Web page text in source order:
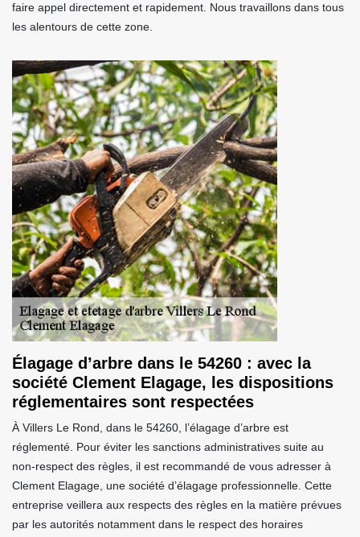
faire appel directement et rapidement. Nous travaillons dans tous
les alentours de cette zone.
Élagage d’arbre dans le 54260 : avec la
société Clement Elagage, les dispositions
réglementaires sont respectées
À Villers Le Rond, dans le 54260, l’élagage d’arbre est
réglementé. Pour éviter les sanctions administratives suite au
non-respect des règles, il est recommandé de vous adresser à
Clement Elagage, une société d’élagage professionnelle. Cette
entreprise veillera aux respects des règles en la matière prévues
par les autorités notamment dans le respect des horaires